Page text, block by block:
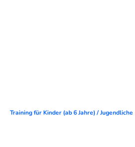
Training für Kinder (ab 6 Jahre) / Jugendliche